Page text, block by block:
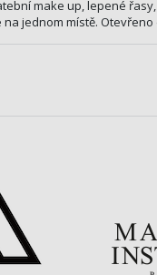
make up, lepené
na jednom místě.